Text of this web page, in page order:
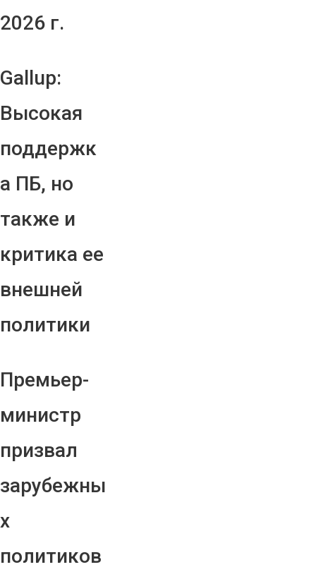
2026 г.
Gallup:
Высокая
поддержк
а ПБ, но
также и
критика ее
внешней
политики
Премьер-
министр
призвал
зарубежны
х
политиков